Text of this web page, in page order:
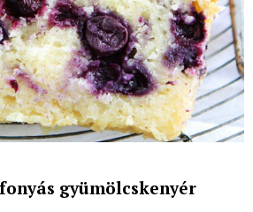
gyümölcskenyér